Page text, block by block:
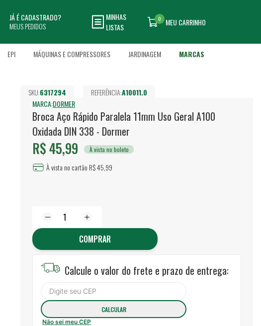
JÁ É CADASTRADO?
MEUS PEDIDOS
MINHAS
LISTAS
MEU CARRINHO
0
EPI MÁQUINAS E COMPRESSORES JARDINAGEM MARCAS
SKU:6317294 REFERÊNCIA:A10011.0
MARCA:DORMER
Broca Aço Rápido Paralela 11mm Uso Geral A100
Oxidada DIN 338 - Dormer
R$ 45,99 À vista no boleto
À vista no cartão R$ 45,99
COMPRAR
Calcule o valor do frete e prazo de entrega:
Não sei meu CEP